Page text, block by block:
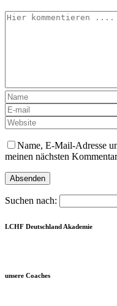
Name, E-Mail-Adresse
meinen nächsten
Suchen nach:
LCHF Deutschland Akademie
unsere Coaches